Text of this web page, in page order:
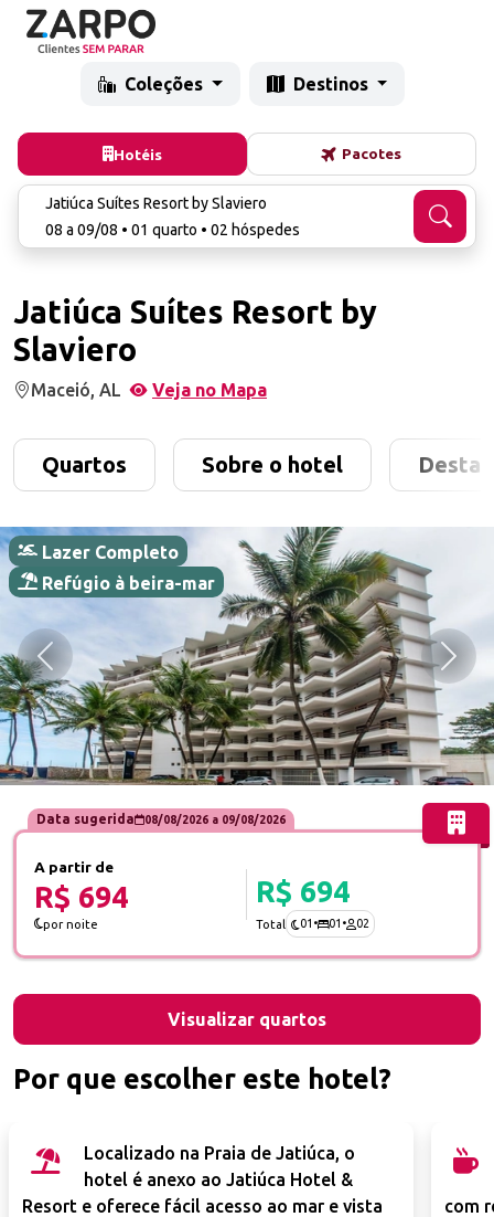
Coleções Destinos
Hotéis Pacotes
Jatiúca Suítes Resort by Slaviero
08 a 09/08 • 01 quarto • 02 hóspedes
Jatiúca Suítes Resort by
Slaviero
Maceió, AL Veja no Mapa
Quartos Sobre o hotel
Anterior
Lazer Completo
Refúgio à beira-mar
Por que escolher este hotel?
Localizado na Praia de Jatiúca, o
hotel é anexo ao Jatiúca Hotel &
Resort e oferece fácil acesso ao mar e vista
com
Data sugerida 08/08/2026a 09/08/2026
A partir de
R$ 694
por noite
R$ 694
Total 01 • 01 • 02
Visualizar quartos